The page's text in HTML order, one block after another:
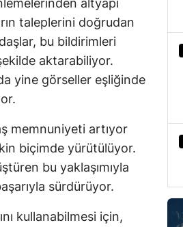
Kırşehir
Kocaeli
Konya
Malatya
Manisa
Kahramanmaraş
Mardin
altyapı
taleplerini doğrudan
bu bildirimleri
aktarabiliyor.
yine görseller eşliğinde
memnuniyeti artıyor
biçimde yürütülüyor.
bu yaklaşımıyla
sürdürüyor.
kullanabilmesi için,